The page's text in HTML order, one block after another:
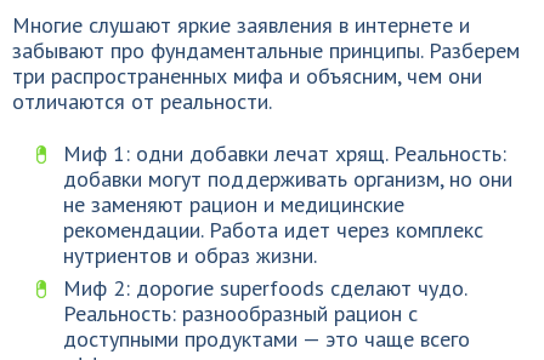
Многие слушают яркие заявления в интернете и
забывают про фундаментальные принципы. Разберем
три распространенных мифа и объясним, чем они
отличаются от реальности.
Миф 1: одни добавки лечат хрящ. Реальность:
добавки могут поддерживать организм, но они
не заменяют рацион и медицинские
рекомендации. Работа идет через комплекс
нутриентов и образ жизни.
Миф 2: дорогие superfoods сделают чудо.
Реальность: разнообразный рацион с
доступными продуктами — это чаще всего